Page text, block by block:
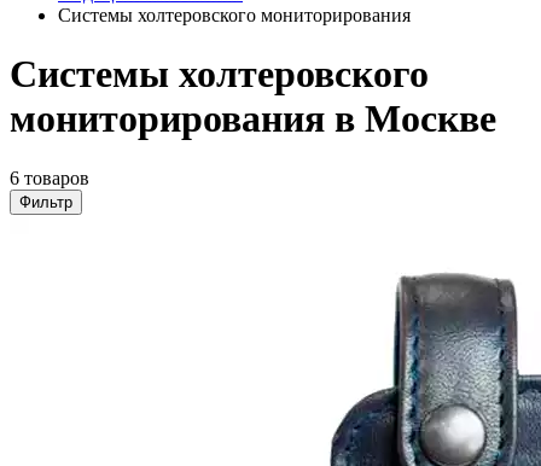
Системы холтеровского мониторирования
Системы холтеровского
мониторирования в Москве
6 товаров
Фильтр